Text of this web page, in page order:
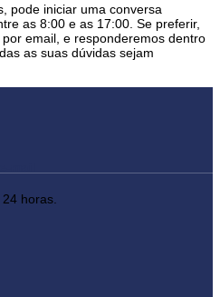
pode iniciar uma conversa
as 8:00 e as 17:00. Se preferir,
email, e responderemos dentro
as suas dúvidas sejam
horas.